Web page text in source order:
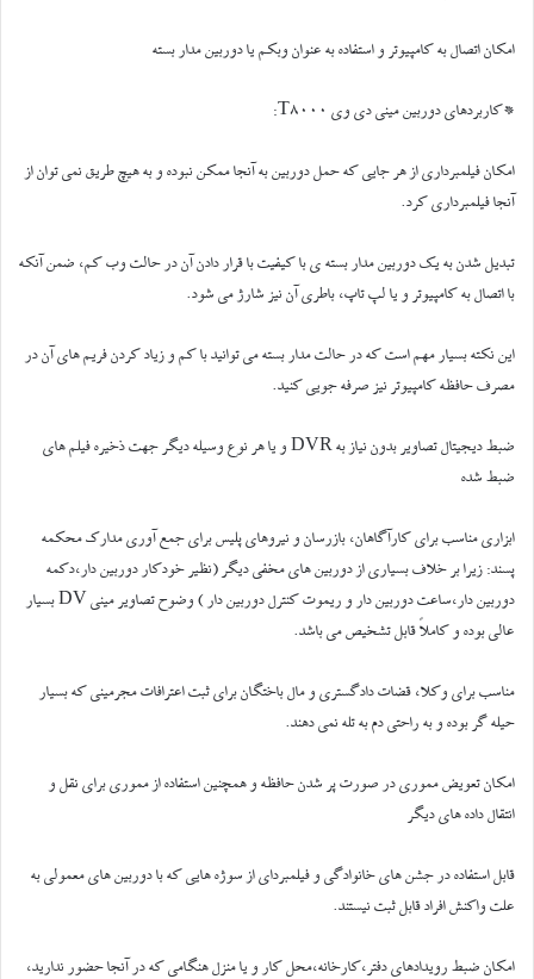
امکان اتصال به کامپیوتر و استفاده به عنوان وبکم یا دوربین مدار بسته
*کاربردهای دوربین مینی دی وی T8000:
امکان فیلمبرداری از هر جایی که حمل دوربین به آنجا ممکن نبوده و به هیچ طریق نمی توان از
آنجا فیلمبرداری کرد.
تبدیل شدن به یک دوربین مدار بسته ی با کیفیت با قرار دادن آن در حالت وب کم، ضمن آنکه
با اتصال به کامپیوتر و یا لپ تاپ، باطری آن نیز شارژ می شود.
این نکته بسیار مهم است که در حالت مدار بسته می توانید با کم و زیاد کردن فریم های آن در
مصرف حافظه کامپیوتر نیز صرفه جویی کنید.
ضبط دیجیتال تصاویر بدون نیاز به DVR و یا هر نوع وسیله دیگر جهت ذخیره فیلم های
ضبط شده
ابزاری مناسب برای کارآگاهان، بازرسان و نیروهای پلیس برای جمع آوری مدارک محکمه
پسند: زیرا بر خلاف بسیاری از دوربین های مخفی دیگر (نظیر خودکار دوربین دار،دکمه
دوربین دار،ساعت دوربین دار و ریموت کنترل دوربین دار ) وضوح تصاویر مینی DV بسیار
عالی بوده و کاملاً قابل تشخیص می باشد.
مناسب برای وکلا، قضات دادگستری و مال باختگان برای ثبت اعترافات مجرمینی که بسیار
حیله گر بوده و به راحتی دم به تله نمی دهند.
امکان تعویض مموری در صورت پر شدن حافظه و همچنین استفاده از مموری برای نقل و
انتقال داده های دیگر
قابل استفاده در جشن های خانوادگی و فیلمبردای از سوژه هایی که با دوربین های معمولی به
علت واکنش افراد قابل ثبت نیستند.
امکان ضبط رویدادهای دفتر،کارخانه،محل کار و یا منزل هنگامی که در آنجا حضور ندارید،